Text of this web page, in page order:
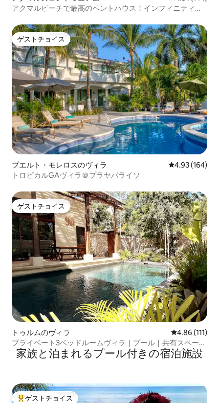
アクマルビーチで最高のペントハウス！インフィニティプ
ゲストチョイス
ゲストチョイス
プエルト・モレロスのヴィラ レビュー164
4.93 (164)
トロピカルGAヴィラ＠プラヤパライソ
ゲストチョイス
ゲストチョイス
トゥルムのヴィラ レビュー111
4.86 (111)
プライベート3ベッドルームヴィラ｜プール｜共有スペース
なし
家族と泊まれるプール付きの宿泊施設
ゲストチョイス